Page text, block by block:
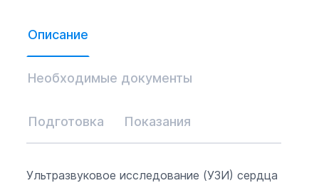
Описание
Необходимые документы
Подготовка Показания
Ультразвуковое исследование (УЗИ) сердца